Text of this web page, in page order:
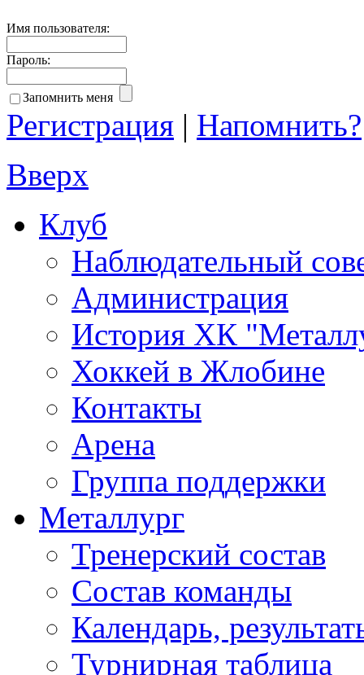
Имя пользователя:
Пароль:
Запомнить меня
Регистрация | Напомнить?
Вверх
Клуб
Наблюдательный
Администрация
История ХК
Хоккей в Жлобине
Контакты
Арена
Группа поддержки
Металлург
Тренерский состав
Состав команды
Календарь,
Турнирная таблица